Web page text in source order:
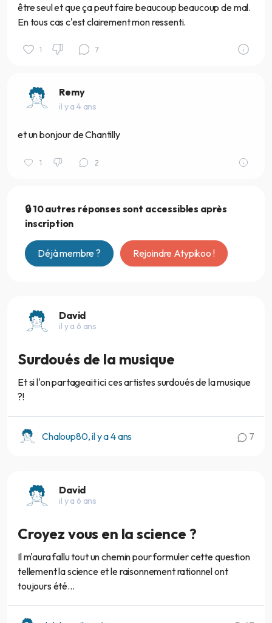
être seul et que ça peut faire beaucoup beaucoup de mal.
En tous cas c'est clairement mon ressenti.
1 7
Remy
il y a 4 ans
et un bonjour de Chantilly
1 2
🔒 10 autres réponses sont accessibles après
inscription
Déjà membre ? Rejoindre Atypikoo !
David
il y a 6 ans
Surdoués de la musique
Et si l'on partageait ici ces artistes surdoués de la musique
?!
Chaloup80, il y a 4 ans 7
David
il y a 6 ans
Croyez vous en la science ?
Il m'aura fallu tout un chemin pour formuler cette question
tellement la science et le raisonnement rationnel ont
toujours été...